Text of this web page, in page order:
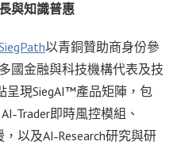
與知識普惠
以青銅贊助商身份參
國金融與科技機構代表及技
呈現SiegAI™產品矩陣，包
即時風控模組、
以及AI‑Research研究與研